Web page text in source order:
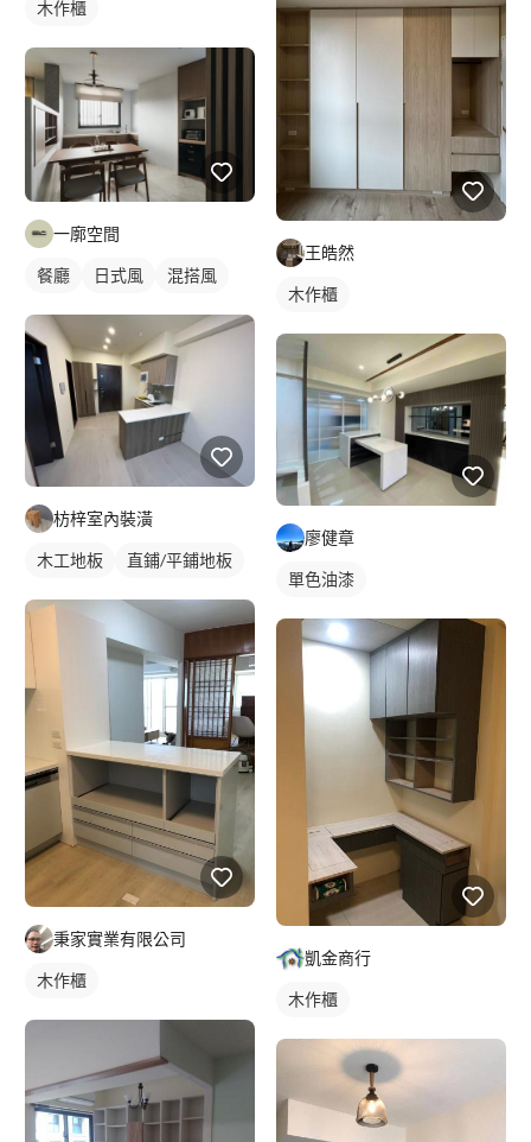
木作櫃
一廓空間
餐廳 日式風 混搭風
枋梓室內裝潢
木工地板 直鋪/平鋪地板
秉家實業有限公司
木作櫃
王皓然
木作櫃
廖健章
單色油漆
凱金商行
木作櫃